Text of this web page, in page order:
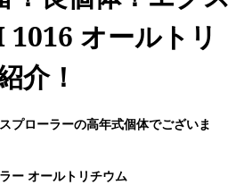
オールトリ
介！
プローラーの高年式個体でございま
ー オールトリチウム